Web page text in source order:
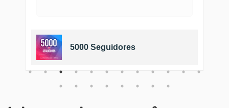
5000 Seguidores